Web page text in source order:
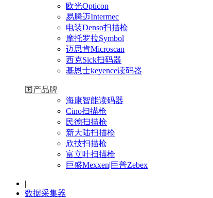
欧光Opticon
易腾迈Intermec
电装Denso扫描枪
摩托罗拉Symbol
迈思肯Microscan
西克Sick扫码器
基恩士keyence读码器
国产品牌
海康智能读码器
Cino扫描枪
民德扫描枪
新大陆扫描枪
欣技扫描枪
富立叶扫描枪
巨盛Mexxen|巨普Zebex
|
数据采集器